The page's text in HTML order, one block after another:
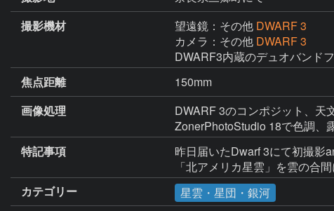
撮影機材
望遠鏡：その他 DWARF 3
カメラ：その他 DWARF 3
DWARF3内蔵のデュオバンド
焦点距離
150mm
画像処理
DWARF 3のコンポジット、天
ZonerPhotoStudio 18で色調、
特記事項
昨日届いたDwarf 3にて初撮影
「北アメリカ星雲」を雲の合
カテゴリー
星雲・星団・銀河